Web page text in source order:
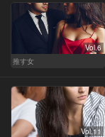
Vol.6
推す女
Vol.11